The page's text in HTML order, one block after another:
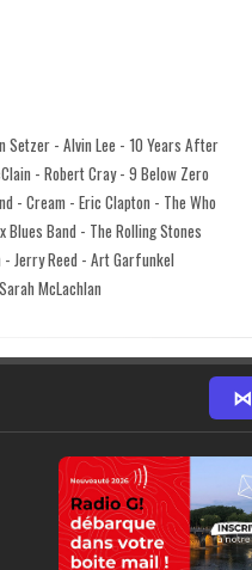
Setzer - Alvin Lee - 10 Years After
- Robert Cray - 9 Below Zero
- Cream - Eric Clapton - The Who
Blues Band - The Rolling Stones
Jerry Reed - Art Garfunkel
McLachlan
⋈